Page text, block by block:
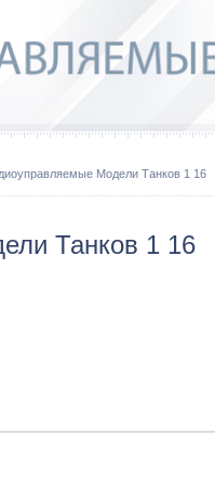
Модели Танков 1 16
Танков 1 16